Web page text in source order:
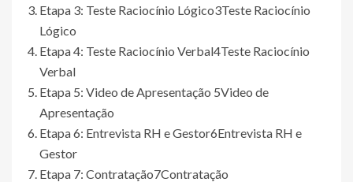
Etapa 3: Teste Raciocínio Lógico3Teste Raciocínio
Lógico
Etapa 4: Teste Raciocínio Verbal4Teste Raciocínio
Verbal
Etapa 5: Video de Apresentação 5Video de
Apresentação
Etapa 6: Entrevista RH e Gestor6Entrevista RH e
Gestor
Etapa 7: Contratação7Contratação